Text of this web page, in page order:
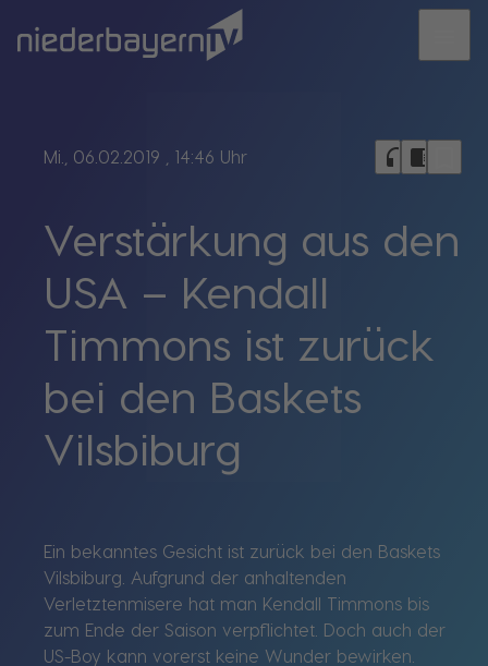
Mi., 06.02.2019 , 14:46 Uhr headphones chrome_reader_mode
Verstärkung aus den
USA – Kendall
Timmons ist zurück
bei den Baskets
Vilsbiburg
Ein bekanntes Gesicht ist zurück bei den Baskets
Vilsbiburg. Aufgrund der anhaltenden
Verletztenmisere hat man Kendall Timmons bis
zum Ende der Saison verpflichtet. Doch auch der
US-Boy kann vorerst keine Wunder bewirken.